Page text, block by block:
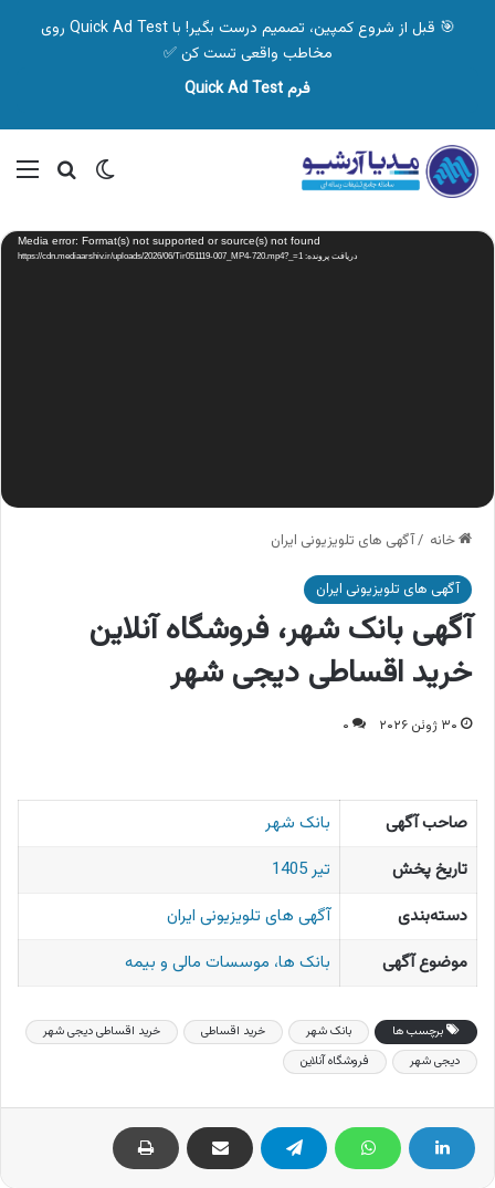
🎯 قبل از شروع کمپین، تصمیم درست بگیر! با Quick Ad Test روی
مخاطب واقعی تست کن ✅
فرم Quick Ad Test
تغییر پوسته
نمایشگر
ویدیو Media error: Format(s) not supported or source(s) not found
دریافت پرونده: https://cdn.mediaarshiv.ir/uploads/2026/06/Tir051119-007_MP4-720.mp4?_=1
خانه /آگهی های تلویزیونی ایران
آگهی های تلویزیونی ایران
آگهی بانک شهر، فروشگاه آنلاین
خرید اقساطی دیجی شهر
۳۰ ژوئن ۲۰۲۶ ۰
صاحب آگهی
بانک شهر
تاریخ پخش
تیر 1405
دسته‌بندی
آگهی های تلویزیونی ایران
موضوع آگهی
بانک ها، موسسات مالی و بیمه
برچسب ها بانک شهر خرید اقساطی
خرید اقساطی دیجی شهر
دیجی شهر
فروشگاه آنلاین